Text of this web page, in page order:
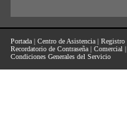
Portada | Centro de Asistencia | Registro
Recordatorio de Contraseña | Comercial |
Condiciones Generales del Servicio